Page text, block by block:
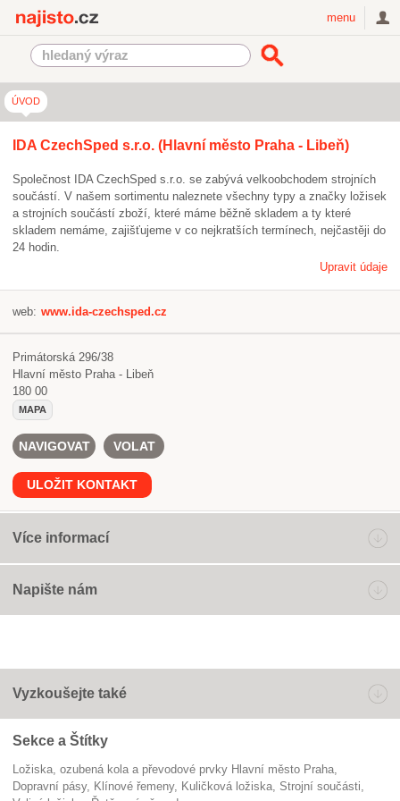
menu
ÚVOD
IDA CzechSped s.r.o. (Hlavní město Praha - Libeň)
Společnost IDA CzechSped s.r.o. se zabývá velkoobchodem strojních
součástí. V našem sortimentu naleznete všechny typy a značky ložisek
a strojních součástí zboží, které máme běžně skladem a ty které
skladem nemáme, zajišťujeme v co nejkratších termínech, nejčastěji do
24 hodin.
Upravit údaje
web: www.ida-czechsped.cz
Primátorská 296/38
Hlavní město Praha - Libeň
180 00
MAPA
NAVIGOVAT VOLAT
ULOŽIT KONTAKT
Více informací
Napište nám
Vyzkoušejte také
Sekce a Štítky
Ložiska, ozubená kola a převodové prvky Hlavní město Praha
dopravní pásy
klínové řemeny kuličková ložiska
strojní součásti